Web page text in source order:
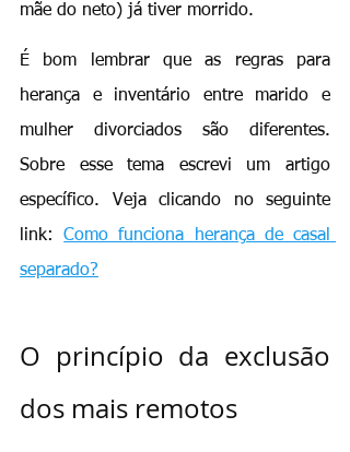
mãe do neto) já tiver morrido.
É bom lembrar que as regras para
herança e inventário entre marido e
mulher divorciados são diferentes.
Sobre esse tema escrevi um artigo
específico. Veja clicando no seguinte
link: Como funciona herança de casal
separado?
O princípio da exclusão
dos mais remotos